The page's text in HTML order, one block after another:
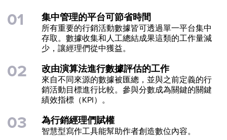
集中管理的平台可節省時間
所有重要的行銷活動數據皆可透過單一平台集中
存取。數據收集和人工總結成果這類的工作量減
少，讓經理們從中獲益。
改由演算法進行數據評估的工作
來自不同來源的數據被匯總，並與之前定義的行
銷活動目標進行比較。參與分數成為關鍵的關鍵
績效指標（KPI）。
為行銷經理們賦權
智慧型寫作工具能幫助作者創造數位內容。